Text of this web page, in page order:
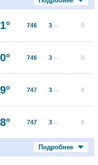
746 3 м/с 0
746 3 м/с 0
747 3 м/с 0
747 3 м/с 0
Подробнее